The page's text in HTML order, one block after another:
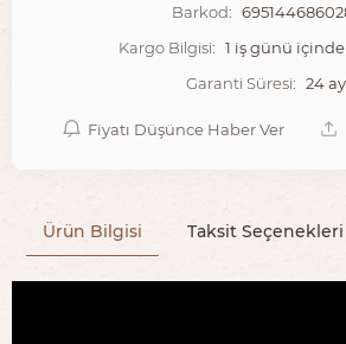
Barkod:
Kargo Bilgisi: 1 iş günü
Garanti Süresi: 24 ay
Fiyatı Düşünce Haber Ver
Ürün Bilgisi Taksit Seçenekleri